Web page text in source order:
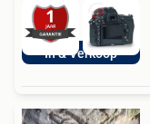
In & Verkoop